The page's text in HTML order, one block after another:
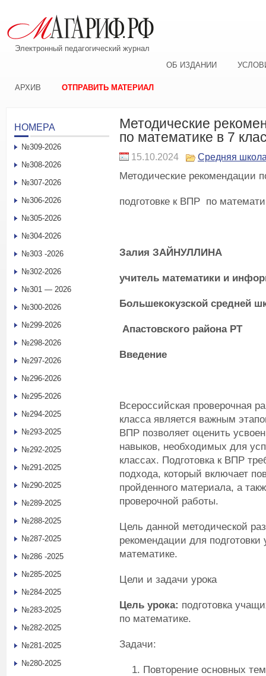
Электронный педагогический журнал
ОБ ИЗДАНИИ
АРХИВ ОТПРАВИТЬ МАТЕРИАЛ
Методические
по математике в 7
15.10.2024 Средняя
Методические рекомендации
подготовке к ВПР по
Залия ЗАЙНУЛЛИНА
учитель математики и
Большекокузской средней
Апастовского района РТ
Введение
Всероссийская проверочная
класса является важным
ВПР позволяет оценить
навыков, необходимых для
классах. Подготовка к ВПР
подхода, который включает
пройденного материала, а
проверочной работы.
Цель данной методической
рекомендации для
математике.
Цели и задачи урока
Цель урока: подготовка
по математике.
Задачи:
Повторение основных
НОМЕРА
№309-2026
№308-2026
№307-2026
№306-2026
№305-2026
№304-2026
№303 -2026
№302-2026
№301 — 2026
№300-2026
№299-2026
№298-2026
№297-2026
№296-2026
№295-2026
№294-2025
№293-2025
№292-2025
№291-2025
№290-2025
№289-2025
№288-2025
№287-2025
№286 -2025
№285-2025
№284-2025
№283-2025
№282-2025
№281-2025
№280-2025